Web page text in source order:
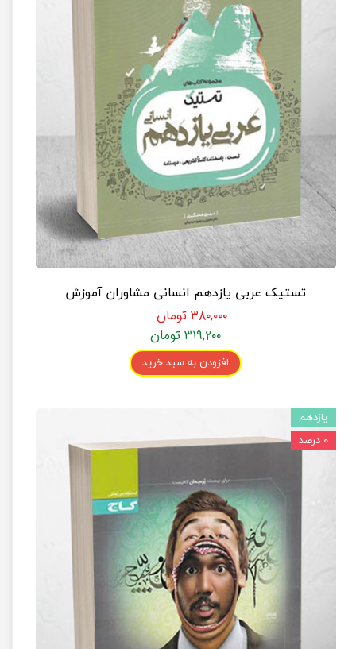
تستیک عربی یازدهم انسانی مشاوران آموزش
۳۸۰,۰۰۰ تومان
۳۱۹,۲۰۰ تومان
افزودن به سبد خرید
یازدهم
۰ درصد